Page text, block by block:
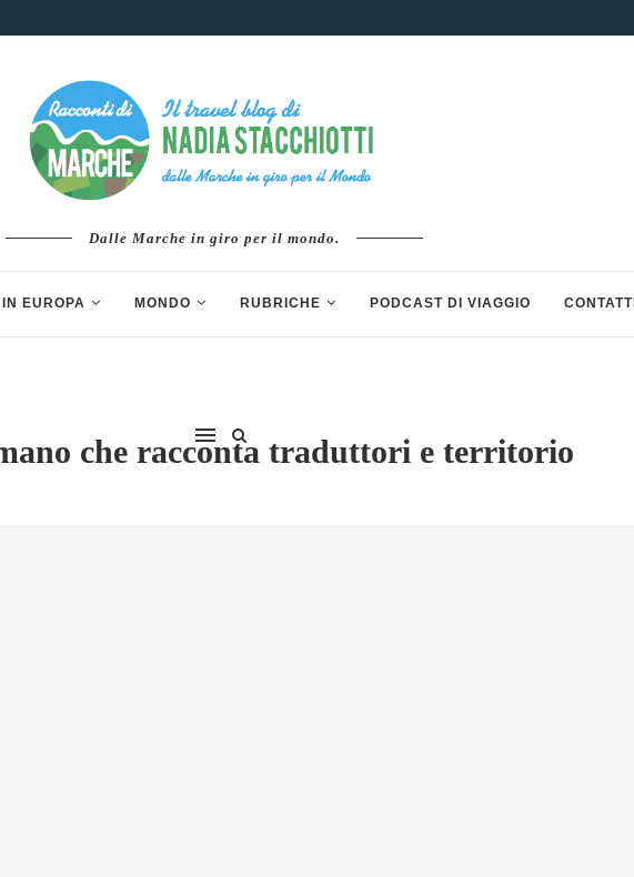
Dalle Marche in giro per il mondo.
EUROPA MONDO RUBRICHE PODCAST DI VIAGGIO CONTATTI
che racconta traduttori e territorio